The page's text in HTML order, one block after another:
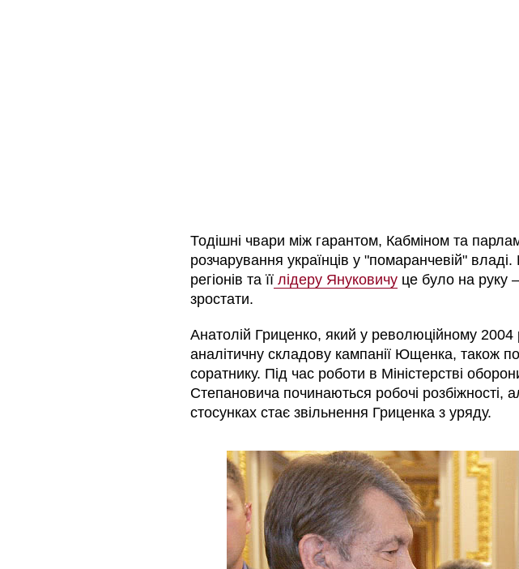
Тодішні чвари між гарантом, Кабміном та
розчарування українців у "помаранчевій" владі.
регіонів та їїлідеру Януковичуце було на руку –
зростати.
Анатолій Гриценко, який у революційному 2004
аналітичну складову кампанії Ющенка, також
соратнику. Під час роботи в Міністерстві
Степановича починаються робочі розбіжності,
стосунках стає звільнення Гриценка з уряду.